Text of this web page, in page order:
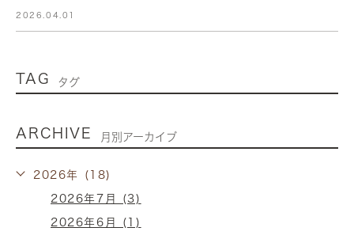
2026.04.01
TAG タグ
ARCHIVE 月別アーカイブ
2026年 (18)
2026年7月 (3)
2026年6月 (1)